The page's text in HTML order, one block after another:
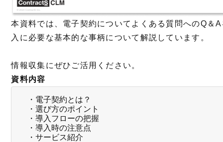
本資料では、電子契約についてよくある質問へのQ＆
入に必要な基本的な事柄について解説しています。
情報収集にぜひご活用ください。
資料内容
・電子契約とは？
・選び方のポイント
・導入フローの把握
・導入時の注意点
・サービス紹介